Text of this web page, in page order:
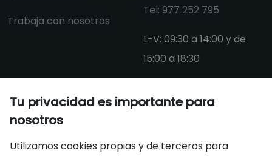
Trabaja con nosotros
Tel: 977 252 795
L-V: 09:30 a 14:00 y de
15:00 a 18:30
Certificados
Tu privacidad es importante para
nosotros
Utilizamos cookies propias y de terceros para